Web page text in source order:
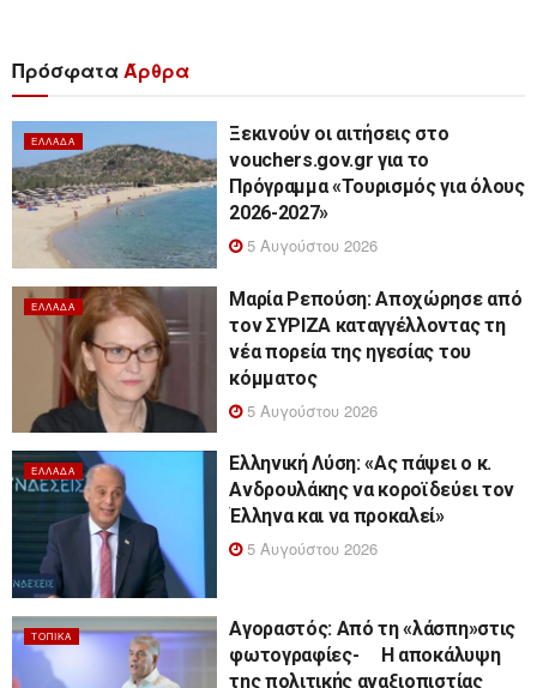
ΠρόσφαταΆρθρα
ΕΛΛΆΔΑ
Ξεκινούν οι αιτήσεις στο
vouchers.gov.gr για το
Πρόγραμμα «Τουρισμός για όλους
2026-2027»
5 Αυγούστου 2026
ΕΛΛΆΔΑ
Μαρία Ρεπούση: Αποχώρησε από
τον ΣΥΡΙΖΑ καταγγέλλοντας τη
νέα πορεία της ηγεσίας του
κόμματος
5 Αυγούστου 2026
ΕΛΛΆΔΑ
Ελληνική Λύση: «Ας πάψει ο κ.
Ανδρουλάκης να κοροϊδεύει τον
Έλληνα και να προκαλεί»
5 Αυγούστου 2026
ΤΟΠΙΚΆ
Αγοραστός: Από τη «λάσπη»στις
φωτογραφίες- Η αποκάλυψη
της πολιτικής αναξιοπιστίας